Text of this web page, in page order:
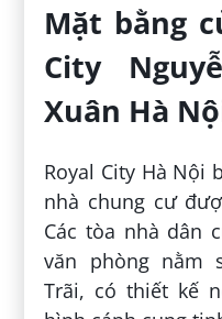
Mặt bằng
City
Xuân Hà
Royal City Hà Nội
nhà chung cư
Các tòa nhà dân
văn phòng nằm
Trãi, có thiết kế